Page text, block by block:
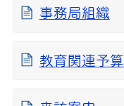
事務局組織
教育関連予算